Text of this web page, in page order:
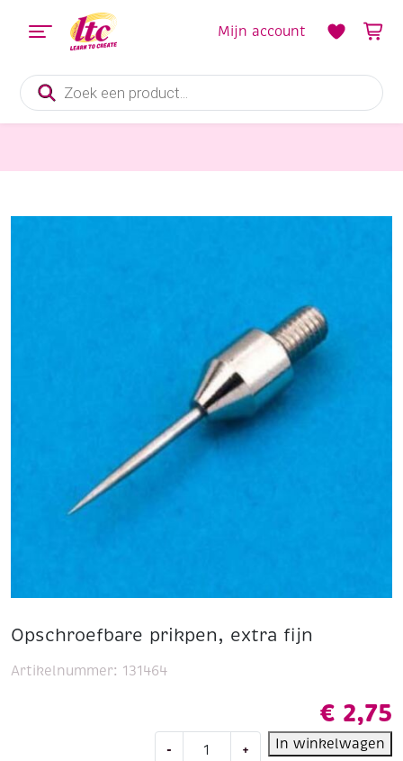
Producten
zoeken
Mijn account
Opschroefbare prikpen, extra fijn
€ 2,75
- + In winkelwagen
Artikelnummer: 131464